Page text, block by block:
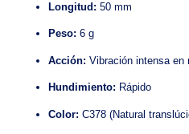
Longitud: 50 mm
Peso: 6 g
Acción: Vibración intensa en
Hundimiento: Rápido
Color: C378 (Natural